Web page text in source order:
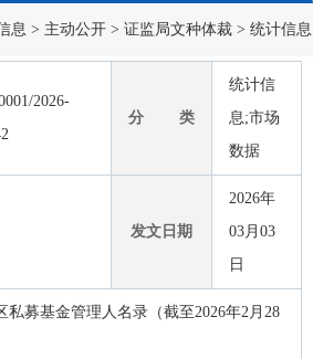
息 > 主动公开 > 证监局文种体裁 > 统计信息
2026-
分 类
统计信
息;市场
数据
发文日期
2026年
03月03
日
私募基金管理人名录（截至2026年2月28